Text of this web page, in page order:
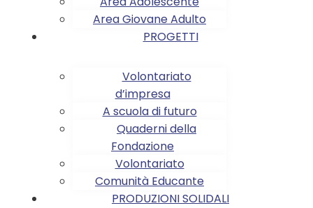
Area Giovane Adulto
PROGETTI
Volontariato
d’impresa
A scuola di futuro
Quaderni della
Fondazione
Volontariato
Comunità Educante
PRODUZIONI SOLIDALI